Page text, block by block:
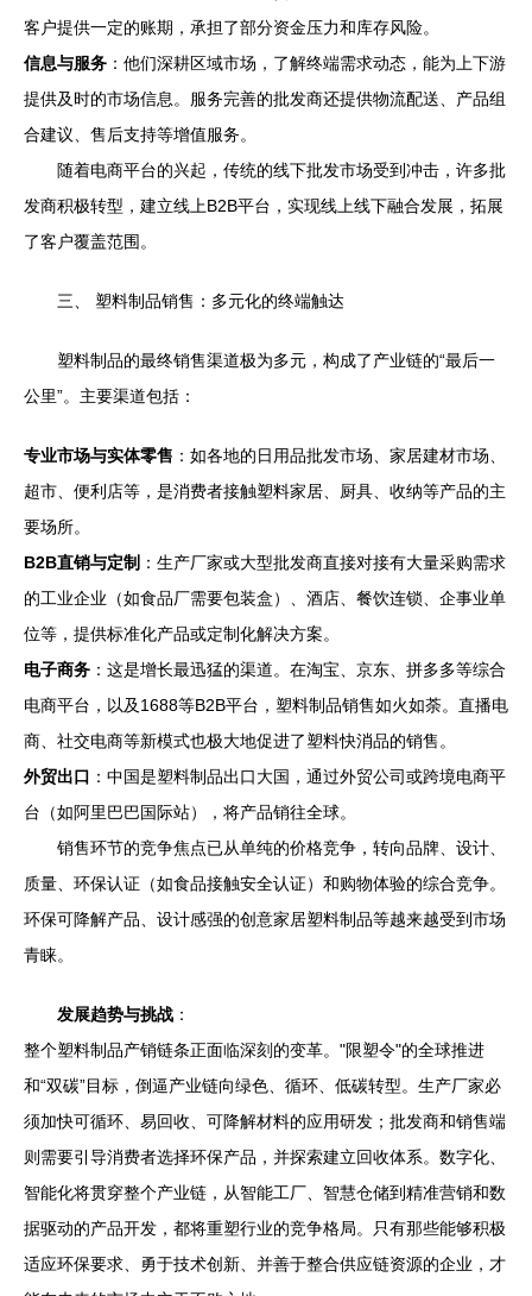
客户提供一定的账期，承担了部分资金压力和库存风险。
信息与服务 ：他们深耕区域市场，了解终端需求动态，能为上下游
提供及时的市场信息。服务完善的批发商还提供物流配送、产品组
合建议、售后支持等增值服务。
随着电商平台的兴起，传统的线下批发市场受到冲击，许多批
发商积极转型，建立线上B2B平台，实现线上线下融合发展，拓展
了客户覆盖范围。
三、 塑料制品销售：多元化的终端触达
塑料制品的最终销售渠道极为多元，构成了产业链的“最后一
公里”。主要渠道包括：
专业市场与实体零售 ：如各地的日用品批发市场、家居建材市场、
超市、便利店等，是消费者接触塑料家居、厨具、收纳等产品的主
要场所。
B2B直销与定制 ：生产厂家或大型批发商直接对接有大量采购需求
的工业企业（如食品厂需要包装盒）、酒店、餐饮连锁、企事业单
位等，提供标准化产品或定制化解决方案。
电子商务 ：这是增长最迅猛的渠道。在淘宝、京东、拼多多等综合
电商平台，以及1688等B2B平台，塑料制品销售如火如荼。直播电
商、社交电商等新模式也极大地促进了塑料快消品的销售。
外贸出口 ：中国是塑料制品出口大国，通过外贸公司或跨境电商平
台（如阿里巴巴国际站），将产品销往全球。
销售环节的竞争焦点已从单纯的价格竞争，转向品牌、设计、
质量、环保认证（如食品接触安全认证）和购物体验的综合竞争。
环保可降解产品、设计感强的创意家居塑料制品等越来越受到市场
青睐。
发展趋势与挑战 ：
整个塑料制品产销链条正面临深刻的变革。"限塑令"的全球推进
和“双碳”目标，倒逼产业链向绿色、循环、低碳转型。生产厂家必
须加快可循环、易回收、可降解材料的应用研发；批发商和销售端
则需要引导消费者选择环保产品，并探索建立回收体系。数字化、
智能化将贯穿整个产业链，从智能工厂、智慧仓储到精准营销和数
据驱动的产品开发，都将重塑行业的竞争格局。只有那些能够积极
适应环保要求、勇于技术创新、并善于整合供应链资源的企业，才